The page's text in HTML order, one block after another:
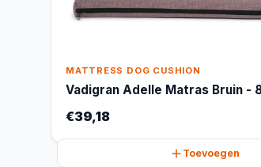
MATTRESS DOG CUSHION
Vadigran Adelle Matras Bruin -
€39,18
Toevoegen